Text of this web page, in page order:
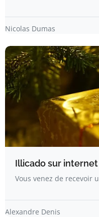
Nicolas Dumas
Illicado sur internet
Vous venez de recevoir
Alexandre Denis